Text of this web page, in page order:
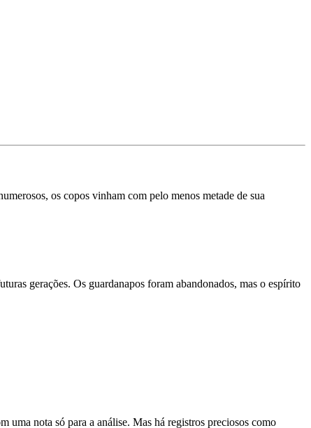
os copos vinham com pelo menos metade de sua
gerações. Os guardanapos foram abandonados, mas o espírito
uma nota só para a análise. Mas há registros preciosos como